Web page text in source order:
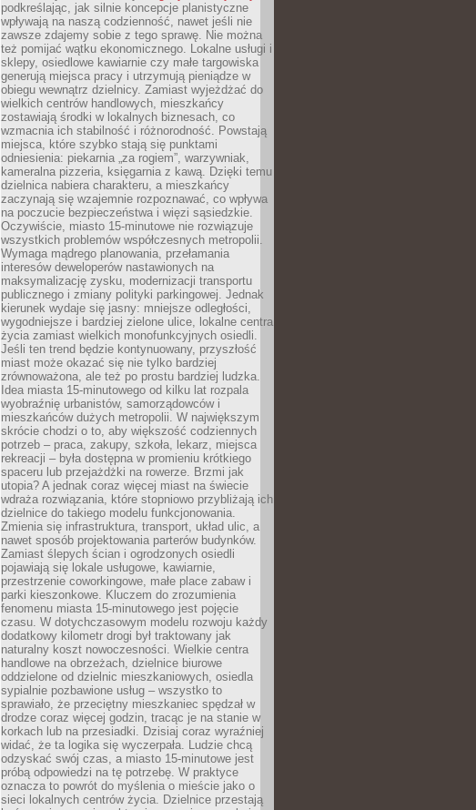
podkreślając, jak silnie koncepcje planistyczne
wpływają na naszą codzienność, nawet jeśli nie
zawsze zdajemy sobie z tego sprawę. Nie można
też pomijać wątku ekonomicznego. Lokalne usługi i
sklepy, osiedlowe kawiarnie czy małe targowiska
generują miejsca pracy i utrzymują pieniądze w
obiegu wewnątrz dzielnicy. Zamiast wyjeżdżać do
wielkich centrów handlowych, mieszkańcy
zostawiają środki w lokalnych biznesach, co
wzmacnia ich stabilność i różnorodność. Powstają
miejsca, które szybko stają się punktami
odniesienia: piekarnia „za rogiem”, warzywniak,
kameralna pizzeria, księgarnia z kawą. Dzięki temu
dzielnica nabiera charakteru, a mieszkańcy
zaczynają się wzajemnie rozpoznawać, co wpływa
na poczucie bezpieczeństwa i więzi sąsiedzkie.
Oczywiście, miasto 15-minutowe nie rozwiązuje
wszystkich problemów współczesnych metropolii.
Wymaga mądrego planowania, przełamania
interesów deweloperów nastawionych na
maksymalizację zysku, modernizacji transportu
publicznego i zmiany polityki parkingowej. Jednak
kierunek wydaje się jasny: mniejsze odległości,
wygodniejsze i bardziej zielone ulice, lokalne centra
życia zamiast wielkich monofunkcyjnych osiedli.
Jeśli ten trend będzie kontynuowany, przyszłość
miast może okazać się nie tylko bardziej
zrównoważona, ale też po prostu bardziej ludzka.
Idea miasta 15-minutowego od kilku lat rozpala
wyobraźnię urbanistów, samorządowców i
mieszkańców dużych metropolii. W największym
skrócie chodzi o to, aby większość codziennych
potrzeb – praca, zakupy, szkoła, lekarz, miejsca
rekreacji – była dostępna w promieniu krótkiego
spaceru lub przejażdżki na rowerze. Brzmi jak
utopia? A jednak coraz więcej miast na świecie
wdraża rozwiązania, które stopniowo przybliżają ich
dzielnice do takiego modelu funkcjonowania.
Zmienia się infrastruktura, transport, układ ulic, a
nawet sposób projektowania parterów budynków.
Zamiast ślepych ścian i ogrodzonych osiedli
pojawiają się lokale usługowe, kawiarnie,
przestrzenie coworkingowe, małe place zabaw i
parki kieszonkowe. Kluczem do zrozumienia
fenomenu miasta 15-minutowego jest pojęcie
czasu. W dotychczasowym modelu rozwoju każdy
dodatkowy kilometr drogi był traktowany jak
naturalny koszt nowoczesności. Wielkie centra
handlowe na obrzeżach, dzielnice biurowe
oddzielone od dzielnic mieszkaniowych, osiedla
sypialnie pozbawione usług – wszystko to
sprawiało, że przeciętny mieszkaniec spędzał w
drodze coraz więcej godzin, tracąc je na stanie w
korkach lub na przesiadki. Dzisiaj coraz wyraźniej
widać, że ta logika się wyczerpała. Ludzie chcą
odzyskać swój czas, a miasto 15-minutowe jest
próbą odpowiedzi na tę potrzebę. W praktyce
oznacza to powrót do myślenia o mieście jako o
sieci lokalnych centrów życia. Dzielnice przestają